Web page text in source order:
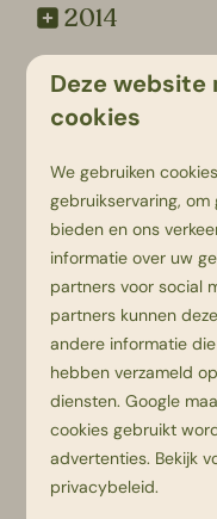
2014
2013
2012
2011
2010
2009
2008
2007
2006
Deze website
cookies
We gebruiken
gebruikservaring,
bieden en ons
informatie over uw
partners voor social
partners kunnen
andere informatie
hebben verzameld
diensten.Google
cookies gebruikt
advertenties. Bekijk
privacybeleid.